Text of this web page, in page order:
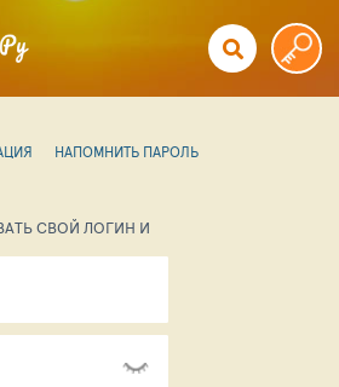
НАПОМНИТЬ ПАРОЛЬ
СВОЙ ЛОГИН И